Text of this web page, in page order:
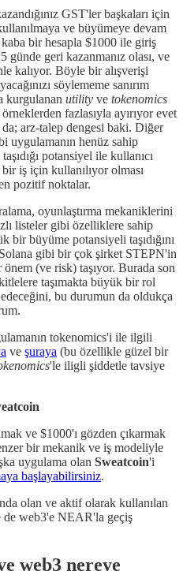
GST'ler başkaları için
ve büyümeye devam
bir hesapla $1000 ile giriş
günde geri kazanmanız olası, ve
kalıyor. Böyle bir alışverişi
söylememe sanırım
kurgulanan utility ve tokenomics
fazlasıyla ayırıyor evet
arz-talep dengesi baki. Diğer
uygulamanın henüz sahip
potansiyel ile kullanıcı
iş için kullanılıyor olması
pozitif noktalar.
oyunlaştırma mekaniklerini
listeler gibi özelliklere sahip
büyüme potansiyeli taşıdığını
gibi bir çok şirket STEPN'in
(ve risk) taşıyor. Burada son
taşımakta büyük bir rol
bu durumun da oldukça
tokenomics'i ile ilgili
ve şuraya (bu özellikle güzel bir
'le iligli şiddetle tavsiye
ve $1000'ı gözden çıkarmak
bir mekanik ve iş modeliyle
uygulama olan Sweatcoin'i
başlayabilirsiniz.
olan ve aktif olarak kullanılan
de web3'e NEAR'la geçiş
web3 nereye